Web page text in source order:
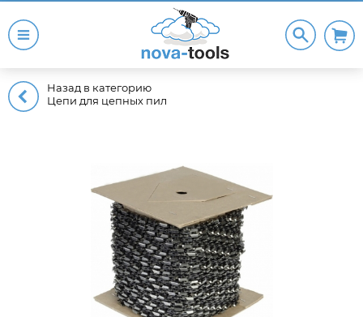
Назад в категорию
Цепи для цепных пил